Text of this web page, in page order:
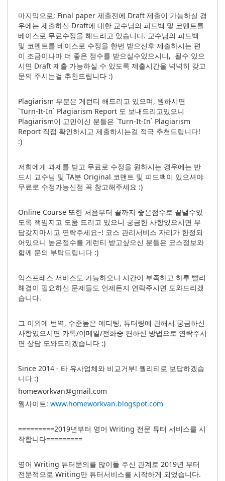
마지막으로; Final paper 제출전에 Draft 제출이 가능하실 경
우에는 제출하신 Draft에 대한 교수님의 피드백 및 코멘트를
베이스로 무료수정을 해드리고 있습니다. 교수님의 피드백
및 코멘트를 베이스로 수정을 한번 받으신후 제출하시는 편
이 조금이나마 더 좋은 점수를 받으실수있으시니, 될수 있으
시면 Draft 제출 가능하실 수 있도록 제출시간울 넉넉히 갖고
문의 주시는걸 추천드립니다 :)
Plagiarism 부분은 게런티 해드리고 있으며, 원하시면
`Turn-It-In` Plagiarism Report 도 보내드리고있으니
Plagiarism이 고민이신 분들은 `Turn-It-In` Plagiarism
Report 직접 확인하시고 제출하시는걸 적극 추천드립니다!
:)
저희에게 과제를 받고 무료로 수정을 원하시는 경우에는 반
드시 교수님 및 TA분 Original 코맨트 및 피드백이 있으셔야
무료로 수정가능신점 꼭 참고해주세요 :)
Online Course 또한 처음부터 끝까지 좋은점수로 끝낼수있
도록 책임지고 도움 드리고 있으니 궁금한 사항있으시면 부
담갖지마시고 연락주세요~! 코스 관리서비스 자리가 한정되
어있으니 높은점수를 게런티 받고싶으신 분들은 코스정보와
함께 문의 부탁드립니다 :)
익스프레스 서비스도 가능하오니 시간이 부족하고 하루 빨리
해결이 필요하신 문제들도 언제든지 연락주시면 도와드리겠
습니다.
그 이외에 번역, 수준높은 에디팅, 튜터링에 관해서 궁금하신
사항있으시면 카톡/이메일/전화중 편하신 방법으로 연락주시
면 상담 도와드리겠습니다 :)
Since 2014 - 타 유사업체와 비교거부! 퀄리티로 보답하겠습
니다 :)
homeworkvan@gmail.com
웹사이트: www.homeworkvan.blogspot.com
=========2019년부터 영어 Writing 전문 튜터 서비스를 시
작합니다=========
영어 Writing 튜터문의를 많이들 주신 관계로 2019년 부터
전문적으로 Writing만 튜터서비스를 시작하게 되었습니다.